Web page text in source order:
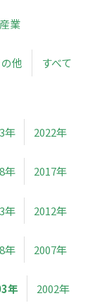
業
他 すべて
年 2022年
年 2017年
年 2012年
年 2007年
年 2002年